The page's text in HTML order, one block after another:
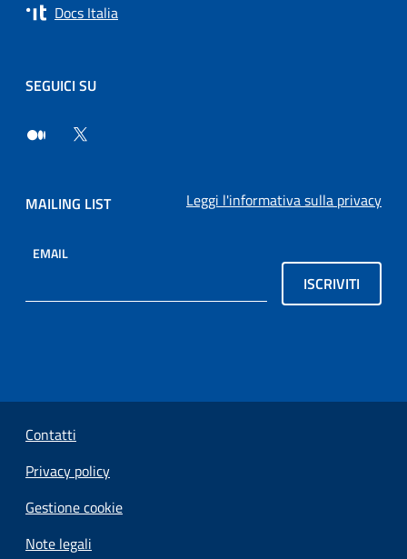
Docs Italia
SEGUICI SU
MAILING LIST Leggi l'informativa sulla privacy
EMAIL
ISCRIVITI
Sezione Link Utili
Contatti
Privacy policy
Gestione cookie
Note legali